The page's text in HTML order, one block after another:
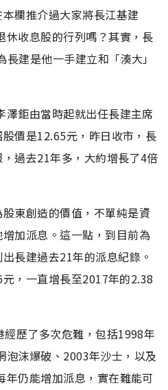
欄推介過大家將長江基建
休收息股的行列嗎？其實，長
建是他一手建立和「湊大」
澤鉅由當時起就出任長建主席
價是12.65元，昨日收市，長
過去21年多，大約增長了4倍
東創造的價值，不單純是資
加派息。這一點，到目前為
長建過去21年的派息紀錄。
，一直增長至2017年的2.38
歷了多次危難，包括1998年
沫爆破、2003年沙士，以及
年仍能增加派息，實在難能可